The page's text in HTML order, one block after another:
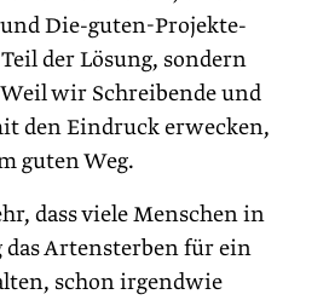
Die-guten-Projekte-
der Lösung, sondern
Weil wir Schreibende und
den Eindruck erwecken,
guten Weg.
dass viele Menschen in
Artensterben für ein
schon irgendwie